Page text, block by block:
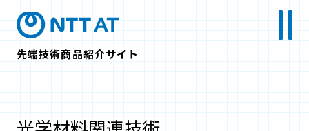
先端技術商品紹介サイト